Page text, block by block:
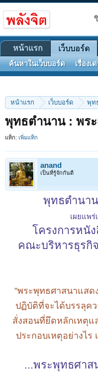
หน้าแรก เว็บบอร์ด พุท
พุทธตำนาน : พระ
แท็ก: เพิ่มแท็ก
anand
เป็นที่รู้จักกันดี
พุทธตำนาน
เผยแพ
โครงการหนั
คณะบริหารธุรกิ
"พระพุทธศาสนาแสด
ปฏิบัติที่จะได้บรรลุค
สั่งสอนที่ยึดหลักเหตุแ
ประกอบเหตุอย่างไร
...พระพุทธศาส
หน้าแรก เว็บบอร์ด
ค้นหาในเว็บบอร์ด เรื่องเ